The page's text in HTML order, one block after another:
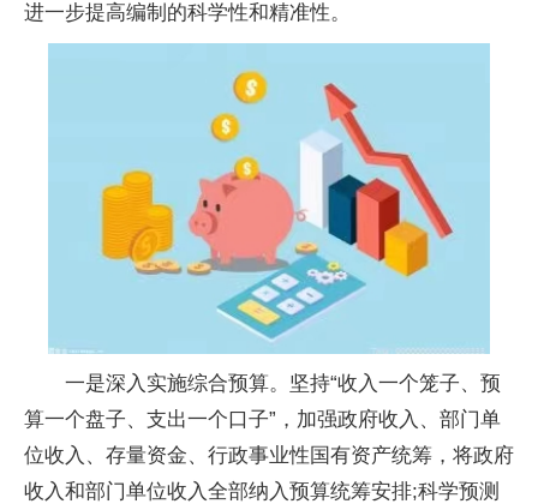
进一步提高编制的科学性和精准性。
一是深入实施综合预算。坚持“收入一个笼子、预
算一个盘子、支出一个口子”，加强政府收入、部门单
位收入、存量资金、行政事业性国有资产统筹，将政府
收入和部门单位收入全部纳入预算统筹安排;科学预测